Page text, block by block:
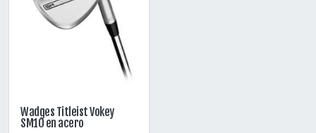
Wadges Titleist Vokey
SM10 en acero